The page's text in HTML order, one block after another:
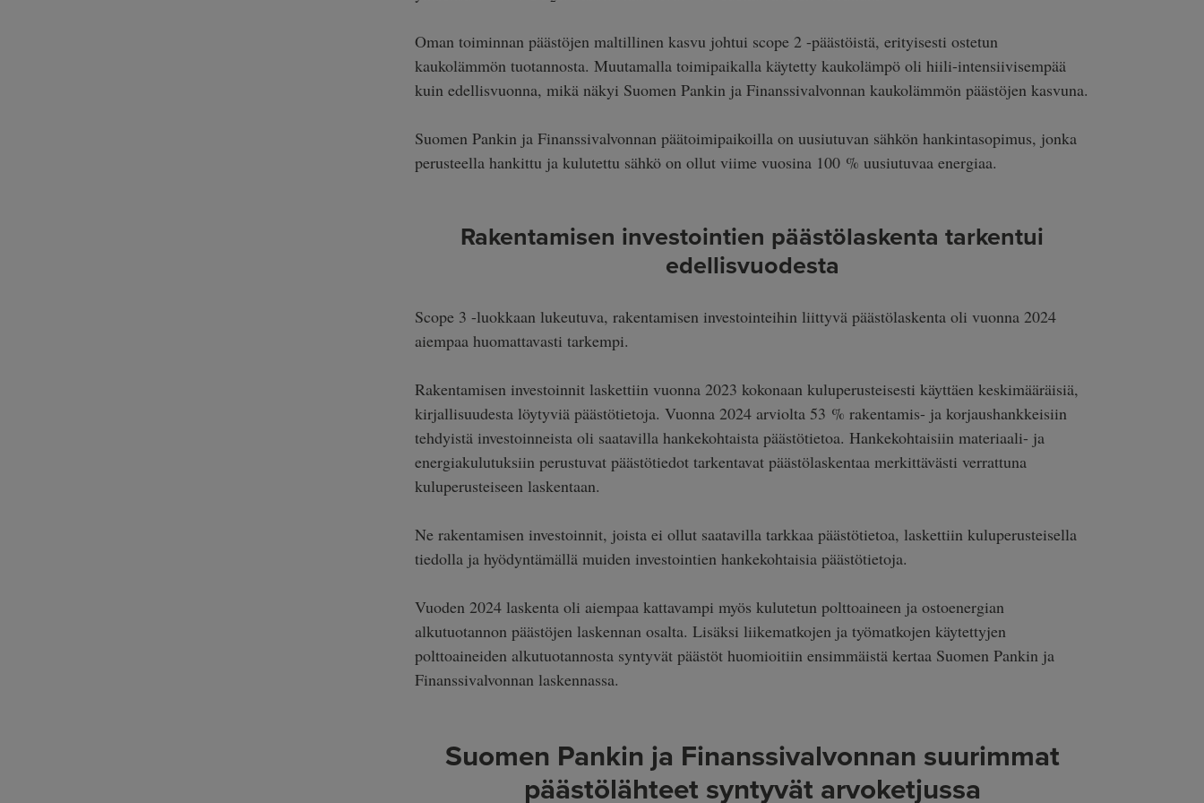
Oman toiminnan päästöjen maltillinen kasvu johtui scope 2 -päästöistä, erityisesti ostetun
kaukolämmön tuotannosta. Muutamalla toimipaikalla käytetty kaukolämpö oli hiili-intensiivisempää
kuin edellisvuonna, mikä näkyi Suomen Pankin ja Finanssivalvonnan kaukolämmön päästöjen kasvuna.
Suomen Pankin ja Finanssivalvonnan päätoimipaikoilla on uusiutuvan sähkön hankintasopimus, jonka
perusteella hankittu ja kulutettu sähkö on ollut viime vuosina 100 % uusiutuvaa energiaa.
Rakentamisen investointien päästölaskenta tarkentui
edellisvuodesta
Scope 3 -luokkaan lukeutuva, rakentamisen investointeihin liittyvä päästölaskenta oli vuonna 2024
aiempaa huomattavasti tarkempi.
Rakentamisen investoinnit laskettiin vuonna 2023 kokonaan kuluperusteisesti käyttäen keskimääräisiä,
kirjallisuudesta löytyviä päästötietoja. Vuonna 2024 arviolta 53 % rakentamis- ja korjaushankkeisiin
tehdyistä investoinneista oli saatavilla hankekohtaista päästötietoa. Hankekohtaisiin materiaali- ja
energiakulutuksiin perustuvat päästötiedot tarkentavat päästölaskentaa merkittävästi verrattuna
kuluperusteiseen laskentaan.
Ne rakentamisen investoinnit, joista ei ollut saatavilla tarkkaa päästötietoa, laskettiin kuluperusteisella
tiedolla ja hyödyntämällä muiden investointien hankekohtaisia päästötietoja.
Vuoden 2024 laskenta oli aiempaa kattavampi myös kulutetun polttoaineen ja ostoenergian
alkutuotannon päästöjen laskennan osalta. Lisäksi liikematkojen ja työmatkojen käytettyjen
polttoaineiden alkutuotannosta syntyvät päästöt huomioitiin ensimmäistä kertaa Suomen Pankin ja
Finanssivalvonnan laskennassa.
Suomen Pankin ja Finanssivalvonnan suurimmat
päästölähteet syntyvät arvoketjussa